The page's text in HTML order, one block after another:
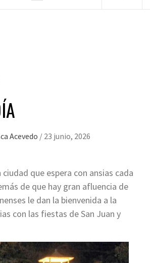
Acevedo / 23 junio, 2026
que espera con ansias cada
de que hay gran afluencia de
le dan la bienvenida a la
con las fiestas de San Juan y